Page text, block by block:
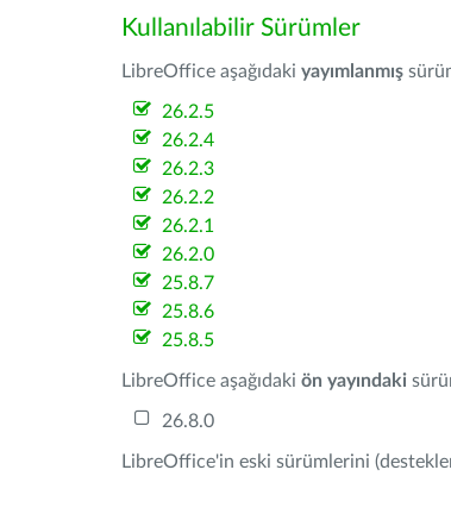
Kullanılabilir Sürümler
LibreOffice aşağıdaki yayımlanmış
26.2.5
26.2.4
26.2.3
26.2.2
26.2.1
26.2.0
25.8.7
25.8.6
25.8.5
LibreOffice aşağıdaki ön yayındaki
26.8.0
LibreOffice'in eski sürümlerini